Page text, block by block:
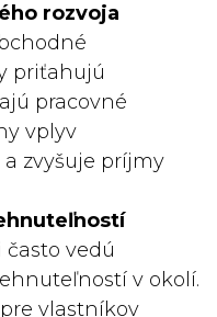
rozvoja
priťahujú
pracovné
vplyv
zvyšuje príjmy
často vedú
v okolí.
vlastníkov